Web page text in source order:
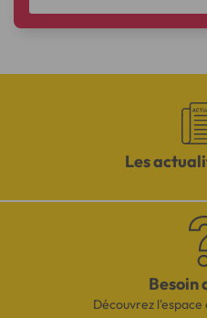
Les
Besoin
Découvrez